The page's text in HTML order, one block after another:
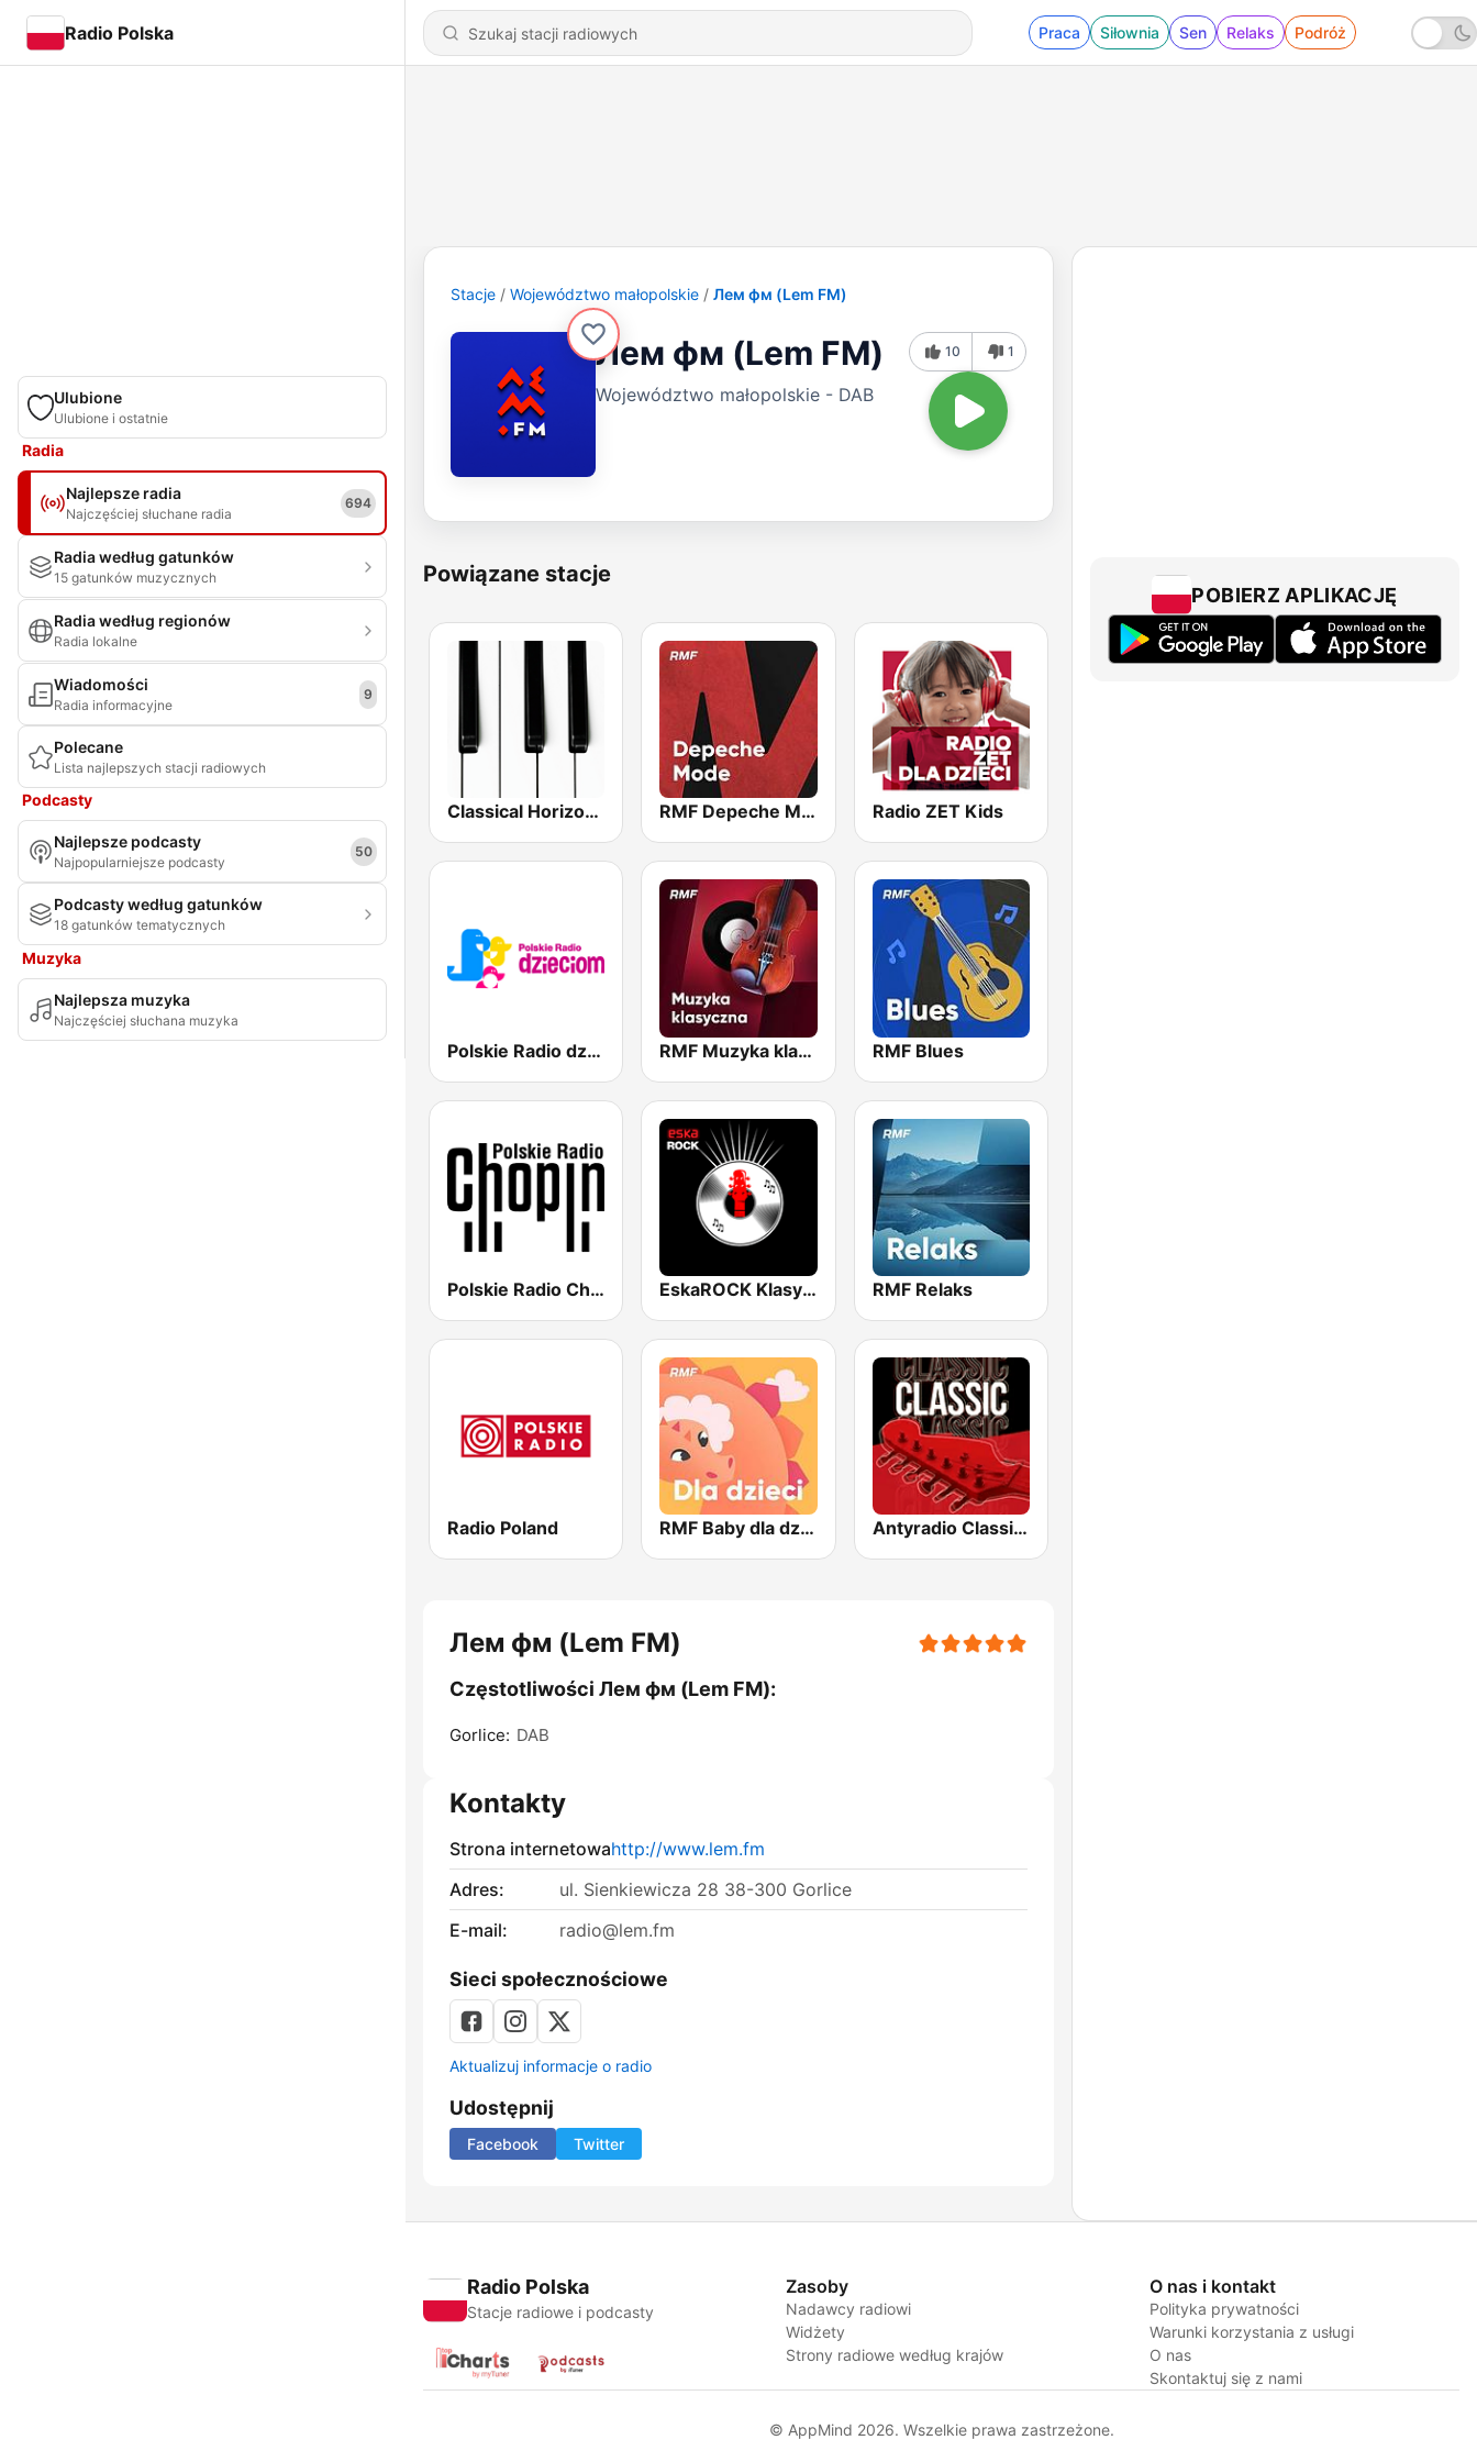
Radio Polska Praca Siłownia Sen Relaks Podróż
Ulubione
Ulubione i ostatnie
Radia
Najlepsze radia
Najczęściej słuchane radia
694
Radia według gatunków
15 gatunków muzycznych
Radia według regionów
Radia lokalne
Wiadomości
Radia informacyjne
9
Polecane
Lista najlepszych stacji radiowych
Podcasty
Najlepsze podcasty
Najpopularniejsze podcasty
50
Podcasty według gatunków
18 gatunków tematycznych
Muzyka
Najlepsza muzyka
Najczęściej słuchana muzyka
Stacje Województwo małopolskie Лем фм (Lem FM)
Лем фм (Lem FM)
Województwo małopolskie - DAB
10 1
Powiązane stacje
Classical Horizon Radio (International) RMF Depeche Mode Radio ZET Kids
Polskie Radio dzieciom RMF Muzyka klasyczna RMF Blues
Polskie Radio Chopin EskaROCK Klasyka Rocka RMF Relaks
Radio Poland RMF Baby dla dzieci Antyradio Classic Rock
Лем фм (Lem FM)
Częstotliwości Лем фм (Lem FM):
Gorlice: DAB
Kontakty
Strona internetowahttp://www.lem.fm
Adres:
ul. Sienkiewicza 28 38-300 Gorlice
E-mail:
radio@lem.fm
Sieci społecznościowe
Aktualizuj informacje o radio
Udostępnij
Facebook Twitter
POBIERZ APLIKACJĘ
Radio Polska
Stacje radiowe i podcasty
Zasoby
Nadawcy radiowi
Widżety
Strony radiowe według krajów
O nas i kontakt
Polityka prywatności
Warunki korzystania z usługi
O nas
Skontaktuj się z nami
© AppMind 2026. Wszelkie prawa zastrzeżone.